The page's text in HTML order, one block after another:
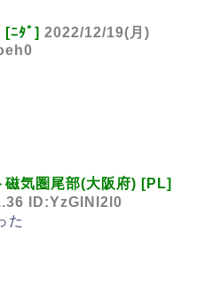
[ﾆﾀﾞ] 2022/12/19(月)
磁気圏尾部(大阪府) [PL]
ID:YzGINI2l0
た